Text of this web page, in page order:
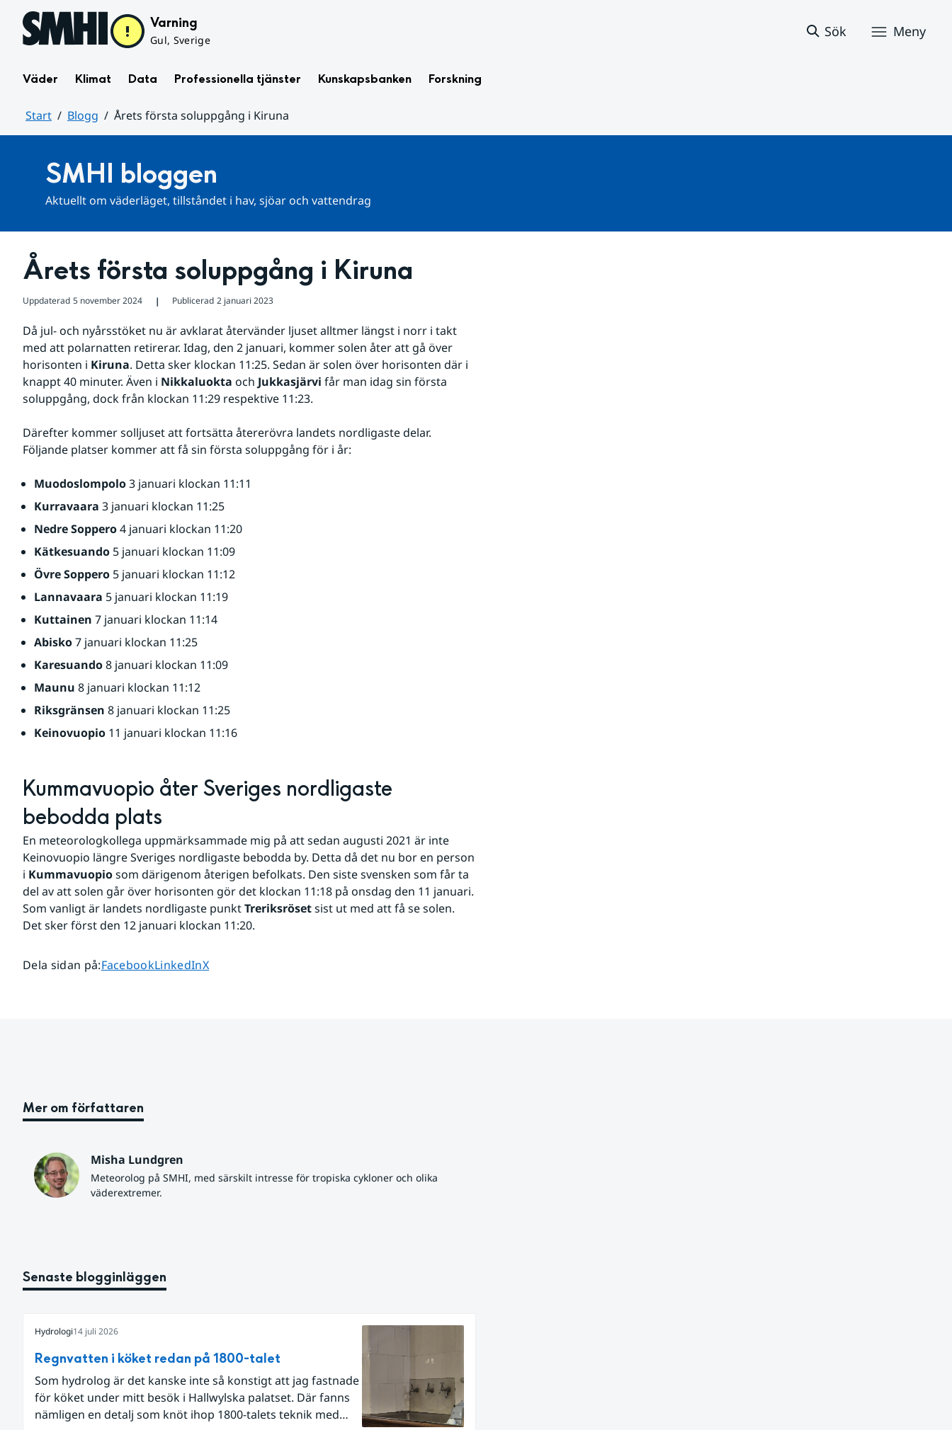
Hoppa till sidans innehåll Varning
Gul, Sverige
Sök Meny
Väder Klimat Data Professionella tjänster Kunskapsbanken Forskning
Start Blogg
Årets första soluppgång i Kiruna
SMHI bloggen
Aktuellt om väderläget, tillståndet i hav, sjöar och vattendrag
Årets första soluppgång i Kiruna
Uppdaterad 5 november 2024 ❘ Publicerad 2 januari 2023
Då jul- och nyårsstöket nu är avklarat återvänder ljuset alltmer längst i norr i takt
med att polarnatten retirerar. Idag, den 2 januari, kommer solen åter att gå över
horisonten i Kiruna. Detta sker klockan 11:25. Sedan är solen över horisonten där i
knappt 40 minuter. Även i Nikkaluokta och Jukkasjärvi får man idag sin första
soluppgång, dock från klockan 11:29 respektive 11:23.
Därefter kommer solljuset att fortsätta återerövra landets nordligaste delar.
Följande platser kommer att få sin första soluppgång för i år:
Muodoslompolo 3 januari klockan 11:11
Kurravaara 3 januari klockan 11:25
Nedre Soppero 4 januari klockan 11:20
Kätkesuando 5 januari klockan 11:09
Övre Soppero 5 januari klockan 11:12
Lannavaara 5 januari klockan 11:19
Kuttainen 7 januari klockan 11:14
Abisko 7 januari klockan 11:25
Karesuando 8 januari klockan 11:09
Maunu 8 januari klockan 11:12
Riksgränsen 8 januari klockan 11:25
Keinovuopio 11 januari klockan 11:16
Kummavuopio åter Sveriges nordligaste
bebodda plats
En meteorologkollega uppmärksammade mig på att sedan augusti 2021 är inte
Keinovuopio längre Sveriges nordligaste bebodda by. Detta då det nu bor en person
i Kummavuopio som därigenom återigen befolkats. Den siste svensken som får ta
del av att solen går över horisonten gör det klockan 11:18 på onsdag den 11 januari.
Som vanligt är landets nordligaste punkt Treriksröset sist ut med att få se solen.
Det sker först den 12 januari klockan 11:20.
Dela sidan på:Dela sidan på
FacebookDela sidan på
LinkedInDela sidan på
X
Mer om författaren
Misha Lundgren
Meteorolog på SMHI, med särskilt intresse för tropiska cykloner och olika
väderextremer.
Senaste blogginläggen
Hydrologi14 juli 2026
Regnvatten i köket redan på 1800-talet
Som hydrolog är det kanske inte så konstigt att jag fastnade
för köket under mitt besök i Hallwylska palatset. Där fanns
nämligen en detalj som knöt ihop 1800-talets teknik med